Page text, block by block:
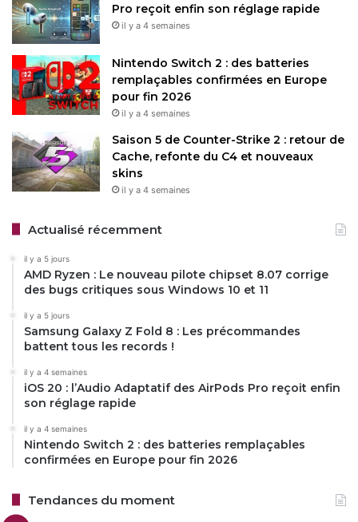
Pro reçoit enfin son réglage rapide
il y a 4 semaines
Nintendo Switch 2 : des batteries
remplaçables confirmées en Europe
pour fin 2026
il y a 4 semaines
Saison 5 de Counter-Strike 2 : retour de
Cache, refonte du C4 et nouveaux
skins
il y a 4 semaines
Actualisé récemment
il y a 5 jours
AMD Ryzen : Le nouveau pilote chipset 8.07 corrige
des bugs critiques sous Windows 10 et 11
il y a 5 jours
Samsung Galaxy Z Fold 8 : Les précommandes
battent tous les records !
il y a 4 semaines
iOS 20 : l’Audio Adaptatif des AirPods Pro reçoit enfin
son réglage rapide
il y a 4 semaines
Nintendo Switch 2 : des batteries remplaçables
confirmées en Europe pour fin 2026
Tendances du moment